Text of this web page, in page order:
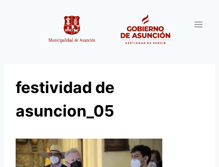
festividad de
asuncion_05